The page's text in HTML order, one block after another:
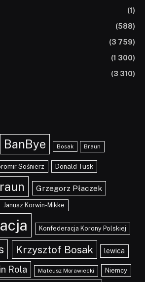
(1)
(588)
(3 759)
(1 300)
(3 310)
BanBye Bosak Braun
Sośnierz Donald Tusk
Grzegorz Płaczek
Janusz Korwin-Mikke
Konfederacja Korony Polskiej
Krzysztof Bosak lewica
Rola Mateusz Morawiecki Niemcy